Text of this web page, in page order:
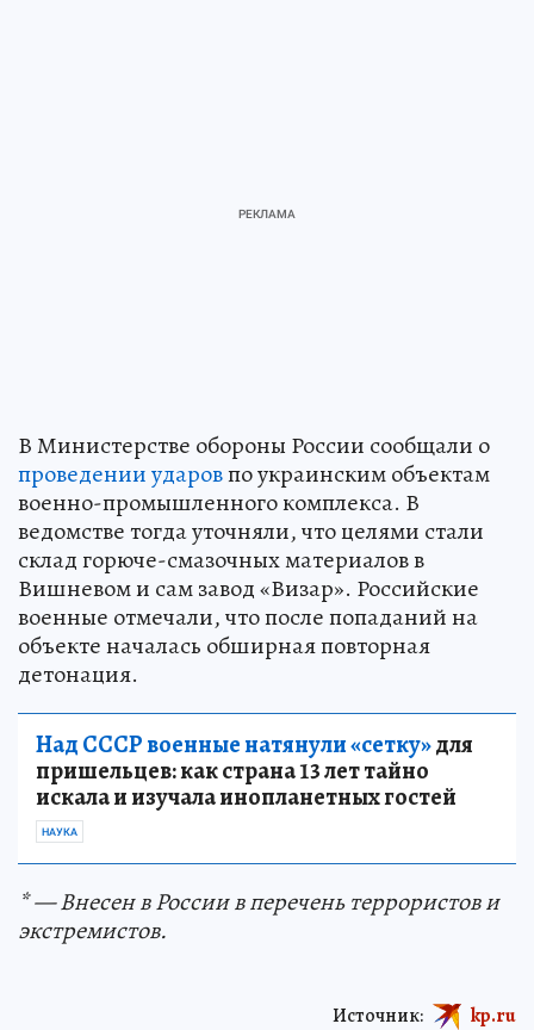
В Министерстве обороны России сообщали о
проведении ударовпо украинским объектам
военно-промышленного комплекса. В
ведомстве тогда уточняли, что целями стали
склад горюче-смазочных материалов в
Вишневом и сам завод «Визар». Российские
военные отмечали, что после попаданий на
объекте началась обширная повторная
детонация.
Над СССР военные натянули «сетку»для
пришельцев: как страна 13 лет тайно
искала и изучала инопланетных гостей
НАУКА
* — Внесен в России в перечень террористов и
экстремистов.
Источник: kp.ru